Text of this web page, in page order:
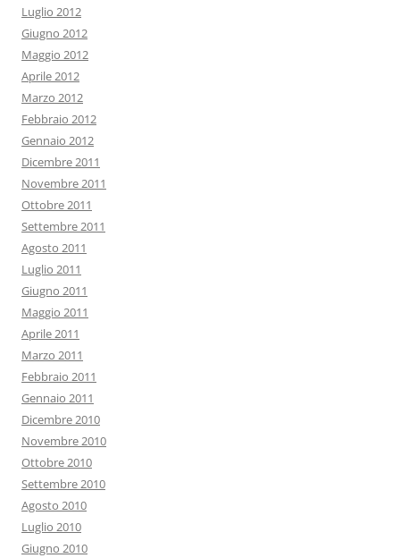
Luglio 2012
Giugno 2012
Maggio 2012
Aprile 2012
Marzo 2012
Febbraio 2012
Gennaio 2012
Dicembre 2011
Novembre 2011
Ottobre 2011
Settembre 2011
Agosto 2011
Luglio 2011
Giugno 2011
Maggio 2011
Aprile 2011
Marzo 2011
Febbraio 2011
Gennaio 2011
Dicembre 2010
Novembre 2010
Ottobre 2010
Settembre 2010
Agosto 2010
Luglio 2010
Giugno 2010